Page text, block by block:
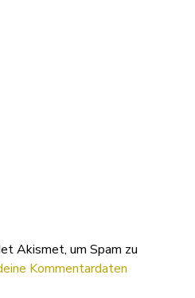
Akismet, um Spam zu
Kommentardaten